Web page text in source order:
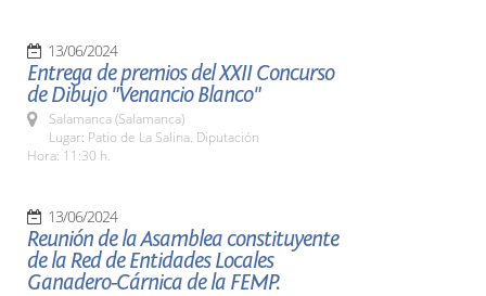
13/06/2024
Entrega de premios del XXII Concurso
de Dibujo "Venancio Blanco"
Salamanca (Salamanca)
Lugar: Patio de La Salina. Diputación
Hora: 11:30 h.
13/06/2024
Reunión de la Asamblea constituyente
de la Red de Entidades Locales
Ganadero-Cárnica de la FEMP.